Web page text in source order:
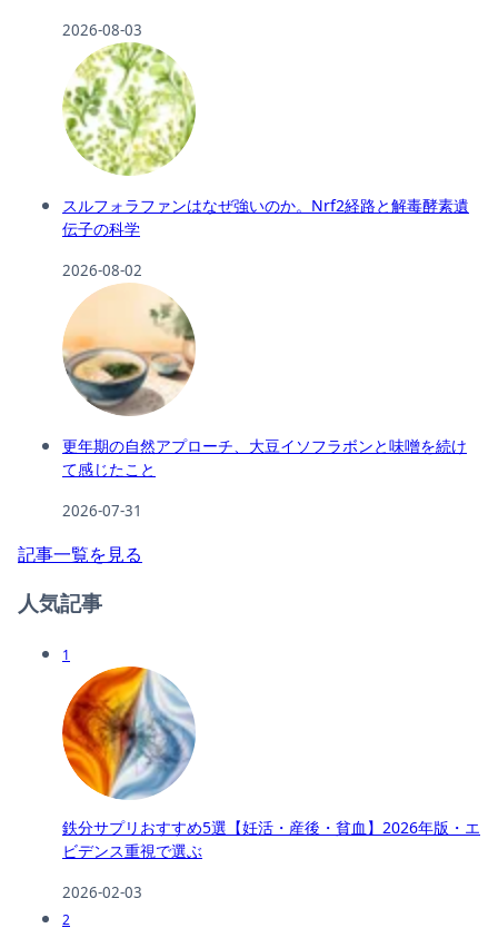
2026-08-03
スルフォラファンはなぜ強いのか。Nrf2経路と解毒酵素遺
伝子の科学
2026-08-02
更年期の自然アプローチ、大豆イソフラボンと味噌を続け
て感じたこと
2026-07-31
記事一覧を見る
人気記事
1
鉄分サプリおすすめ5選【妊活・産後・貧血】2026年版・エ
ビデンス重視で選ぶ
2026-02-03
2